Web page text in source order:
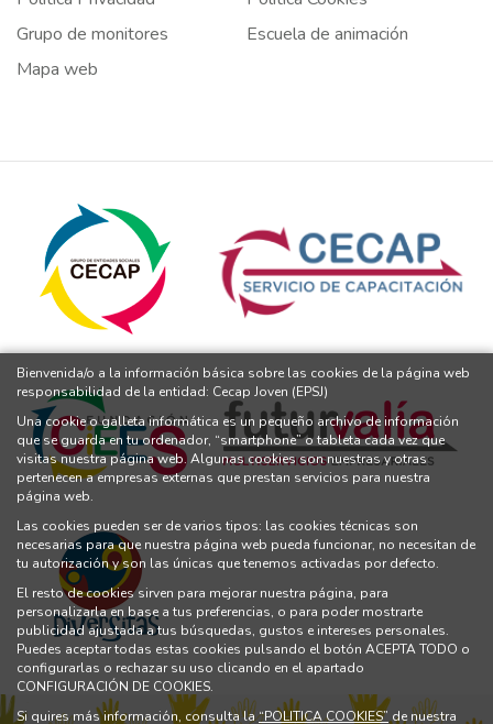
Grupo de monitores
Escuela de animación
Mapa web
Bienvenida/o a la información básica sobre las cookies de la página web
responsabilidad de la entidad: Cecap Joven (EPSJ)
Una cookie o galleta informática es un pequeño archivo de información
que se guarda en tu ordenador, “smartphone” o tableta cada vez que
visitas nuestra página web. Algunas cookies son nuestras y otras
pertenecen a empresas externas que prestan servicios para nuestra
página web.
Las cookies pueden ser de varios tipos: las cookies técnicas son
necesarias para que nuestra página web pueda funcionar, no necesitan de
tu autorización y son las únicas que tenemos activadas por defecto.
El resto de cookies sirven para mejorar nuestra página, para
personalizarla en base a tus preferencias, o para poder mostrarte
publicidad ajustada a tus búsquedas, gustos e intereses personales.
Puedes aceptar todas estas cookies pulsando el botón ACEPTA TODO o
configurarlas o rechazar su uso clicando en el apartado
CONFIGURACIÓN DE COOKIES.
Si quires más información, consulta la“POLITICA COOKIES” de nuestra